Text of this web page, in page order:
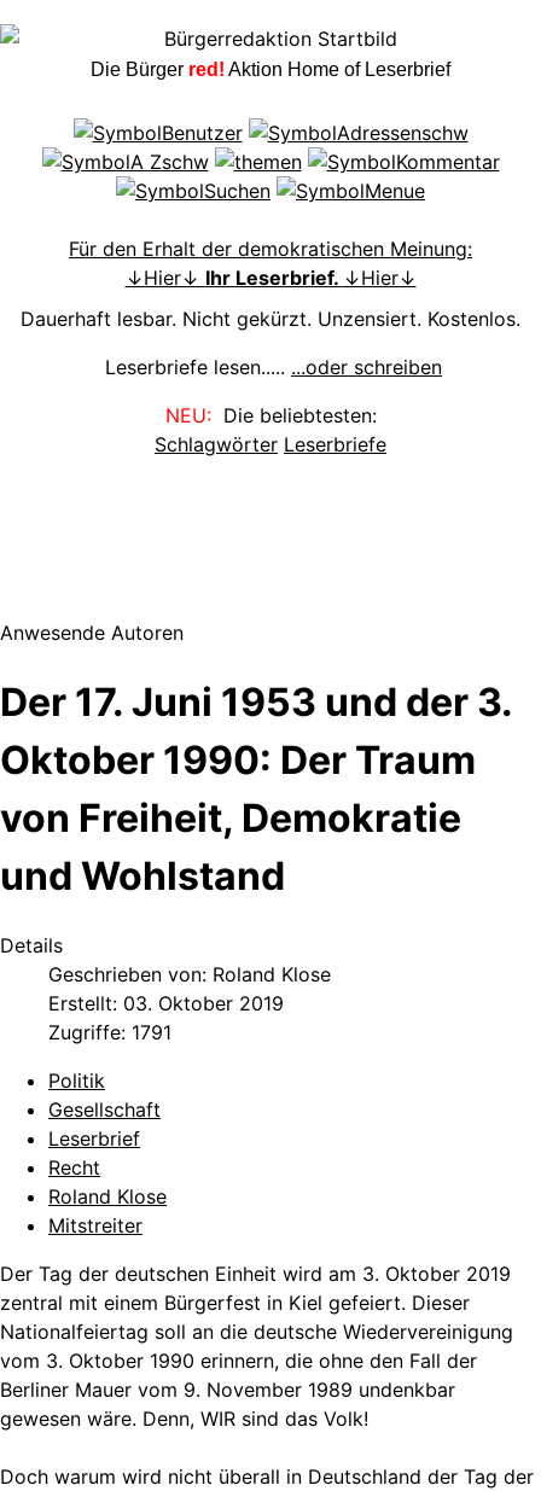
Die Bürger red! Aktion Home of Leserbrief
Für den Erhalt der demokratischen Meinung:
↓Hier↓ Ihr Leserbrief. ↓Hier↓
Dauerhaft lesbar. Nicht gekürzt. Unzensiert. Kostenlos.
Leserbriefe lesen..... ...oder schreiben
NEU:Die beliebtesten:
Schlagwörter Leserbriefe
Anwesende Autoren
Der 17. Juni 1953 und der 3.
Oktober 1990: Der Traum
von Freiheit, Demokratie
und Wohlstand
Details
Geschrieben von: Roland Klose
Erstellt: 03. Oktober 2019
Zugriffe: 1791
Politik
Gesellschaft
Leserbrief
Recht
Roland Klose
Mitstreiter
Der Tag der deutschen Einheit wird am 3. Oktober 2019
zentral mit einem Bürgerfest in Kiel gefeiert. Dieser
Nationalfeiertag soll an die deutsche Wiedervereinigung
vom 3. Oktober 1990 erinnern, die ohne den Fall der
Berliner Mauer vom 9. November 1989 undenkbar
gewesen wäre. Denn, WIR sind das Volk!
Doch warum wird nicht überall in Deutschland der Tag der